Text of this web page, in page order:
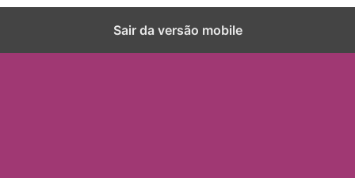
Sair da versão mobile